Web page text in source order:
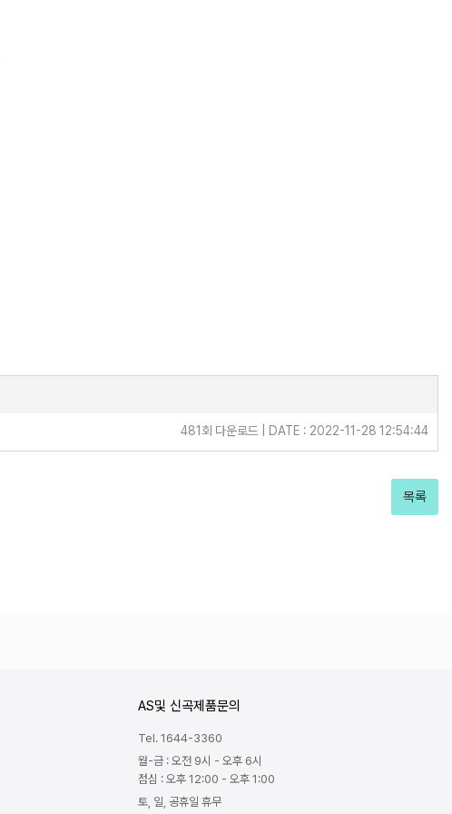
481회 다운로드 | DATE : 2022-11-28 12:54:44
목록
AS및 신곡제품문의
Tel. 1644-3360
월-금 : 오전 9시 - 오후 6시
점심 : 오후 12:00 - 오후 1:00
토, 일, 공휴일 휴무